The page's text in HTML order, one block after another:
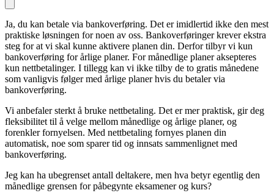
Ja, du kan betale via bankoverføring. Det er imidlertid ikke den mest
praktiske løsningen for noen av oss. Bankoverføringer krever ekstra
steg for at vi skal kunne aktivere planen din. Derfor tilbyr vi kun
bankoverføring for årlige planer. For månedlige planer aksepteres
kun nettbetalinger. I tillegg kan vi ikke tilby de to gratis månedene
som vanligvis følger med årlige planer hvis du betaler via
bankoverføring.
Vi anbefaler sterkt å bruke nettbetaling. Det er mer praktisk, gir deg
fleksibilitet til å velge mellom månedlige og årlige planer, og
forenkler fornyelsen. Med nettbetaling fornyes planen din
automatisk, noe som sparer tid og innsats sammenlignet med
bankoverføring.
Jeg kan ha ubegrenset antall deltakere, men hva betyr egentlig den
månedlige grensen for påbegynte eksamener og kurs?